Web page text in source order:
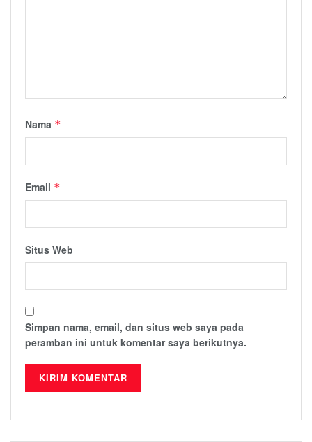
Nama *
Email *
Situs Web
Simpan nama, email, dan situs web saya pada
peramban ini untuk komentar saya berikutnya.